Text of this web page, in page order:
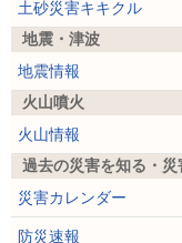
土砂災害キキクル
地震・津波
地震情報
火山噴火
火山情報
過去の災害を知る・災
災害カレンダー
防災速報